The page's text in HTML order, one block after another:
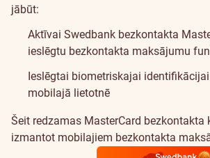
jābūt:
Aktīvai Swedbank bezkontakta
ieslēgtu bezkontakta maksājumu
Ieslēgtai biometriskajai
mobilajā lietotnē
cards-
tab-
cards-
tab-
Šeit redzamas MasterCard bezkontakta
izmantot mobilajiem bezkontakta